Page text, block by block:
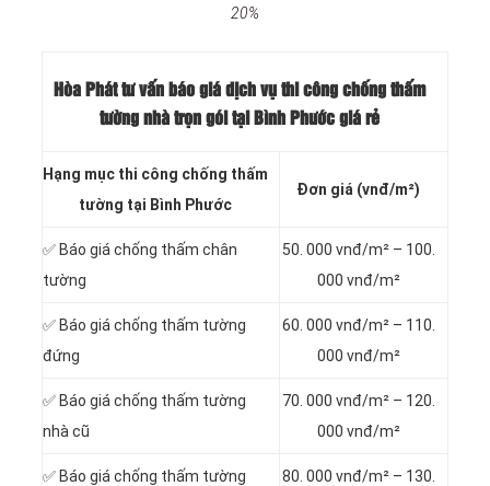
20%
Hòa Phát tư vấn báo giá dịch vụ thi công chống thấm
tường nhà trọn gói tại Bình Phước giá rẻ
Hạng mục thi công chống thấm
tường tại Bình Phước
Đơn giá (vnđ/m²)
✅ Báo giá chống thấm chân
tường
50. 000 vnđ/m² – 100.
000 vnđ/m²
✅ Báo giá chống thấm tường
đứng
60. 000 vnđ/m² – 110.
000 vnđ/m²
✅ Báo giá chống thấm tường
nhà cũ
70. 000 vnđ/m² – 120.
000 vnđ/m²
✅ Báo giá chống thấm tường
80. 000 vnđ/m² – 130.